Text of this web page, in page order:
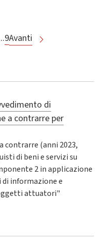
9Avanti
di
a contrarre per
contrarre (anni 2023,
di beni e servizi su
2 in applicazione
di informazione e
attuatori"